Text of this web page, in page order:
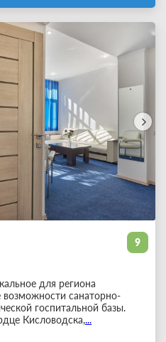
9
для региона
санаторно-
госпитальной базы.
Кисловодска,...